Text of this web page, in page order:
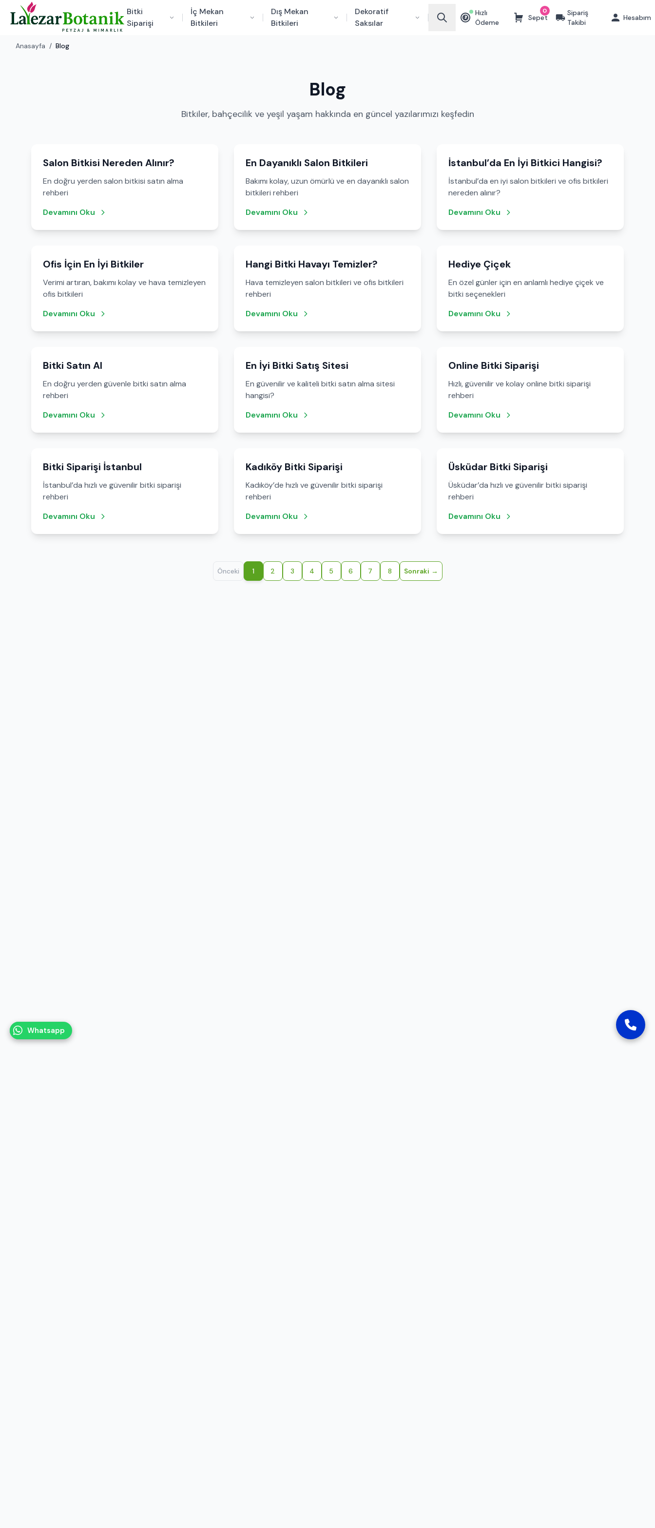
Bitki
Siparişi
İç Mekan
Bitkileri
Dış Mekan
Bitkileri
Dekoratif
Saksılar
₺
Hızlı
Ödeme
Sepet
0
Sipariş
Takibi
Hesabım
Anasayfa / Blog
Blog
Bitkiler, bahçecilik ve yeşil yaşam hakkında en güncel yazılarımızı keşfedin
Salon Bitkisi Nereden Alınır?
En doğru yerden salon bitkisi satın alma
rehberi
Devamını Oku
En Dayanıklı Salon Bitkileri
Bakımı kolay, uzun ömürlü ve en dayanıklı salon
bitkileri rehberi
Devamını Oku
İstanbul’da En İyi Bitkici Hangisi?
İstanbul’da en iyi salon bitkileri ve ofis bitkileri
nereden alınır?
Devamını Oku
Ofis İçin En İyi Bitkiler
Verimi artıran, bakımı kolay ve hava temizleyen
ofis bitkileri
Devamını Oku
Hangi Bitki Havayı Temizler?
Hava temizleyen salon bitkileri ve ofis bitkileri
rehberi
Devamını Oku
Hediye Çiçek
En özel günler için en anlamlı hediye çiçek ve
bitki seçenekleri
Devamını Oku
Bitki Satın Al
En doğru yerden güvenle bitki satın alma
rehberi
Devamını Oku
En İyi Bitki Satış Sitesi
En güvenilir ve kaliteli bitki satın alma sitesi
hangisi?
Devamını Oku
Online Bitki Siparişi
Hızlı, güvenilir ve kolay online bitki siparişi
rehberi
Devamını Oku
Bitki Siparişi İstanbul
İstanbul’da hızlı ve güvenilir bitki siparişi
rehberi
Devamını Oku
Kadıköy Bitki Siparişi
Kadıköy’de hızlı ve güvenilir bitki siparişi
rehberi
Devamını Oku
Üsküdar Bitki Siparişi
Üsküdar’da hızlı ve güvenilir bitki siparişi
rehberi
Devamını Oku
Önceki 1 2 3 4 5 6 7 8 Sonraki
Whatsapp